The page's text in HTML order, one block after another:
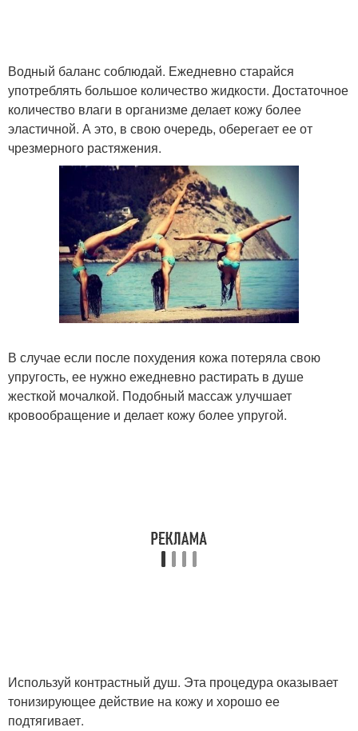
Водный баланс соблюдай. Ежедневно старайся
употреблять большое количество жидкости. Достаточное
количество влаги в организме делает кожу более
эластичной. А это, в свою очередь, оберегает ее от
чрезмерного растяжения.
В случае если после похудения кожа потеряла свою
упругость, ее нужно ежедневно растирать в душе
жесткой мочалкой. Подобный массаж улучшает
кровообращение и делает кожу более упругой.
Используй контрастный душ. Эта процедура оказывает
тонизирующее действие на кожу и хорошо ее
подтягивает.